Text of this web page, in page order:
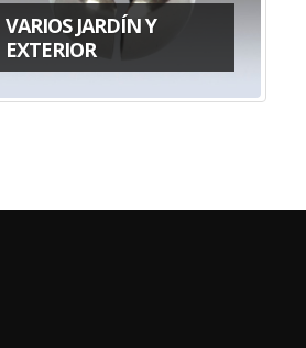
VARIOS JARDÍN Y
EXTERIOR